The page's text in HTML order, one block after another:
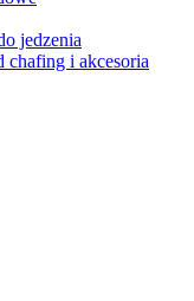
jedzenia
chafing i akcesoria